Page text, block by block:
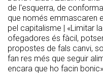
de l'esquerra, de
que només emmascaren
pel capitalisme | «Limitar
ofegadores és fàcil,
propostes de fals canvi,
fan res més que seguir
encara que ho facin bonic»